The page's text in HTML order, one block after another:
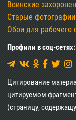
Воинские
Старые
Обои для рабочего
Профили в соц-сетях:
Цитирование
цитируемом
(страницу,